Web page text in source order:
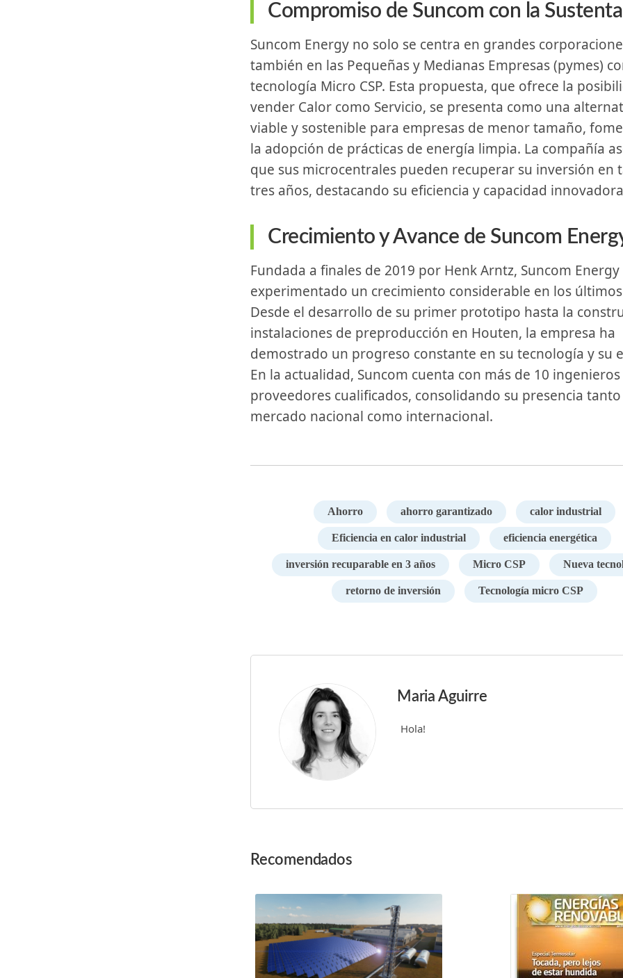
Compromiso de Suncom con la
Suncom Energy no​ solo se centra en grandes corporaciones, sino
también⁣ en las Pequeñas y Medianas Empresas (pymes)
tecnología Micro CSP. Esta propuesta, que ofrece la
vender Calor como Servicio, se presenta como una
viable y sostenible para empresas de menor tamaño,
la⁣ adopción‍ de prácticas de energía limpia. La compañía
que sus microcentrales pueden ‌recuperar su inversión en
tres años, destacando su eficiencia⁢ y capacidad
Crecimiento y ‍Avance de Suncom
Fundada a finales de 2019 por⁢ Henk Arntz, Suncom Energy ​ha
experimentado un crecimiento considerable en los
Desde el desarrollo ​de su primer prototipo hasta la
instalaciones de preproducción en Houten, ⁢la empresa ha
demostrado un ​progreso⁢ constante en su​ tecnología y⁤ su
En la actualidad, Suncom cuenta con más de 10 ⁣ingenieros
proveedores ⁣cualificados, consolidando su presencia
mercado nacional como⁢ internacional.
Ahorro ahorro garantizado calor industrial
Eficiencia en calor industrial eficiencia energética
inversión recuparable en 3 años Micro CSP Nueva
retorno de inversión Tecnología micro CSP
Maria Aguirre
Hola!
Post
Recomendados